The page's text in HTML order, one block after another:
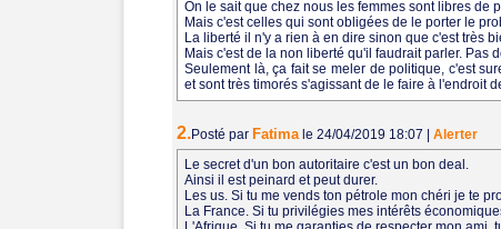
On le sait que chez nous les femmes sont libres de
Mais c'est celles qui sont obligées de le porter le
La liberté il n'y a rien à en dire sinon que c'est très
Mais c'est de la non liberté qu'il faudrait parler. Pas
Seulement là, ça fait se meler de politique, c'est
et sont très timorés s'agissant de le faire à l'endroit
2.Posté par Fatima le 24/04/2019 18:07
Alerter
Le secret d'un bon autoritaire c'est un bon deal.
Ainsi il est peinard et peut durer.
Les us. Si tu me vends ton pétrole mon chéri je te
La France. Si tu privilégies mes intérêts